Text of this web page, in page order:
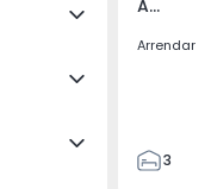
Av. Boavista, Porto
Arrendar
3